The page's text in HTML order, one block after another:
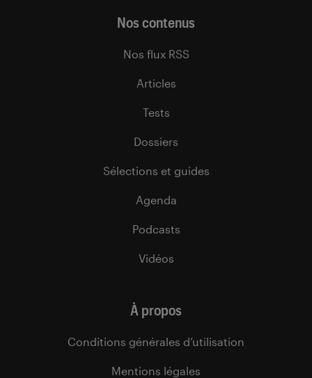
Nos contenus
Nos flux RSS
Articles
Tests
Dossiers
Sélections et guides
Agenda
Podcasts
Vidéos
À propos
Conditions générales d’utilisation
Mentions légales